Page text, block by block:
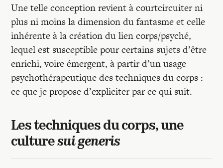
Mon compte
Une telle conception revient à courtcircuiter ni
plus ni moins la dimension du fantasme et celle
inhérente à la création du lien corps/psyché,
lequel est susceptible pour certains sujets d’être
enrichi, voire émergent, à partir d’un usage
psychothérapeutique des techniques du corps :
ce que je propose d’expliciter par ce qui suit.
Les techniques du corps, une
culturesui generis